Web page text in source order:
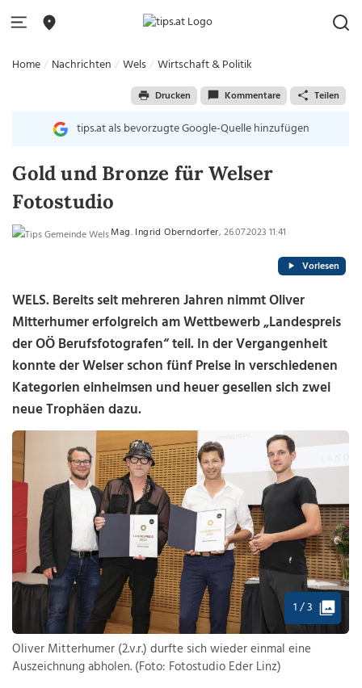
Home Nachrichten Wels Wirtschaft & Politik
Drucken Kommentare Teilen
tips.at als bevorzugte Google-Quelle hinzufügen
Gold und Bronze für Welser
Fotostudio
Mag. Ingrid Oberndorfer, 26.07.2023 11:41
Vorlesen
WELS. Bereits seit mehreren Jahren nimmt Oliver
Mitterhumer erfolgreich am Wettbewerb „Landespreis
der OÖ Berufsfotografen“ teil. In der Vergangenheit
konnte der Welser schon fünf Preise in verschiedenen
Kategorien einheimsen und heuer gesellen sich zwei
neue Trophäen dazu.
1 / 3
Oliver Mitterhumer (2.v.r.) durfte sich wieder einmal eine
Auszeichnung abholen. (Foto: Fotostudio Eder Linz)